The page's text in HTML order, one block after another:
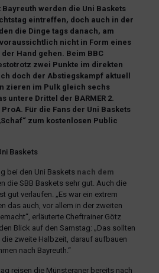
Bayreuth werden die Uni Baskets
eintreffen, doch auch in der
die Dinge tags danach, am
voraussichtlich nicht in Form eines
Hand gehen. Beim BBC
zwei Punkte im direkten
doch der Abstiegskampf aktuell
zieren im Pulk gleich sechs
untere Drittel der BARMER 2.
Für die Fans der Uni Baskets
zum kostenlosen Public
Baskets
bei den Uni Baskets nach dem
die SBB Baskets sehr gut. Auch die
gut verlaufen. „Es war ein extrem
das auch, vor allem in der zweiten
erläuterte Cheftrainer Götz
Blick auf den Samstag: „Das sollten
zweite Halbzeit, darauf aufbauen
nach Bayreuth.“
reisen die Münsteraner bereits nach